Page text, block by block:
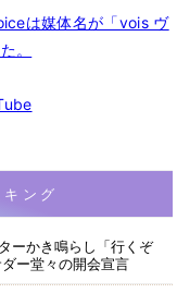
は媒体名が「vois ヴ
。
ング
かき鳴らし「行くぞ
ー堂々の開会宣言